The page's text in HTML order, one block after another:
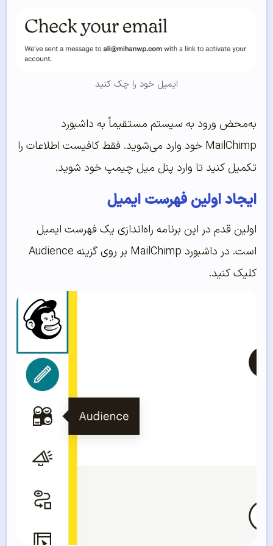
ایمیل خود را چک کنید
به‌محض ورود به سیستم مستقیماً به داشبورد
MailChimp خود وارد می‌شوید. فقط کافیست اطلاعات را
تکمیل کنید تا وارد پنل میل چیمپ خود شوید.
ایجاد اولین فهرست ایمیل
اولین قدم در این برنامه راه‌اندازی یک فهرست ایمیل
است. در داشبورد MailChimp بر روی گزینه Audience
کلیک کنید.